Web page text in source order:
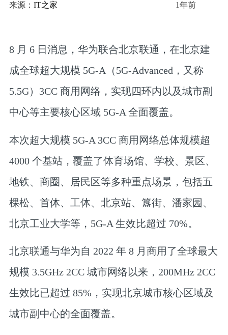
来源： IT之家 1年前
8 月 6 日消息，华为联合北京联通，在北京建
成全球超大规模 5G-A（5G-Advanced，又称
5.5G）3CC 商用网络，实现四环内以及城市副
中心等主要核心区域 5G-A 全面覆盖。
本次超大规模 5G-A 3CC 商用网络总体规模超
4000 个基站，覆盖了体育场馆、学校、景区、
地铁、商圈、居民区等多种重点场景，包括五
棵松、首体、工体、北京站、簋街、潘家园、
北京工业大学等，5G-A 生效比超过 70%。
北京联通与华为自 2022 年 8 月商用了全球最大
规模 3.5GHz 2CC 城市网络以来，200MHz 2CC
生效比已超过 85%，实现北京城市核心区域及
城市副中心的全面覆盖。